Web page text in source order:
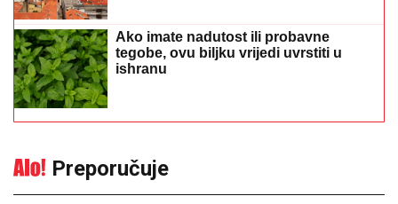
Ako imate nadutost ili probavne
tegobe, ovu biljku vrijedi uvrstiti u
ishranu
Preporučuje